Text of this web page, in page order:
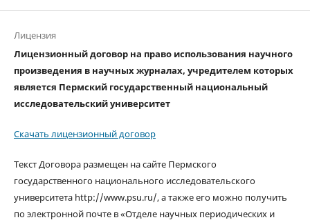
Лицензия
Лицензионный договор на право использования научного
произведения в научных журналах, учредителем которых
является Пермский государственный национальный
исследовательский университет
Скачать лицензионный договор
Текст Договора размещен на сайте Пермского
государственного национального исследовательского
университета http://www.psu.ru/, а также его можно получить
по электронной почте в «Отделе научных периодических и